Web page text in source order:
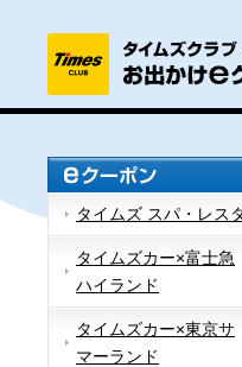
タイムズ スパ・レス
タイムズカー×富士急
ハイランド
タイムズカー×東京サ
マーランド